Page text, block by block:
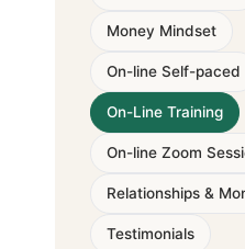
Money Mindset
On-line Self-paced
On-Line Training
On-line Zoom
Relationships &
Testimonials